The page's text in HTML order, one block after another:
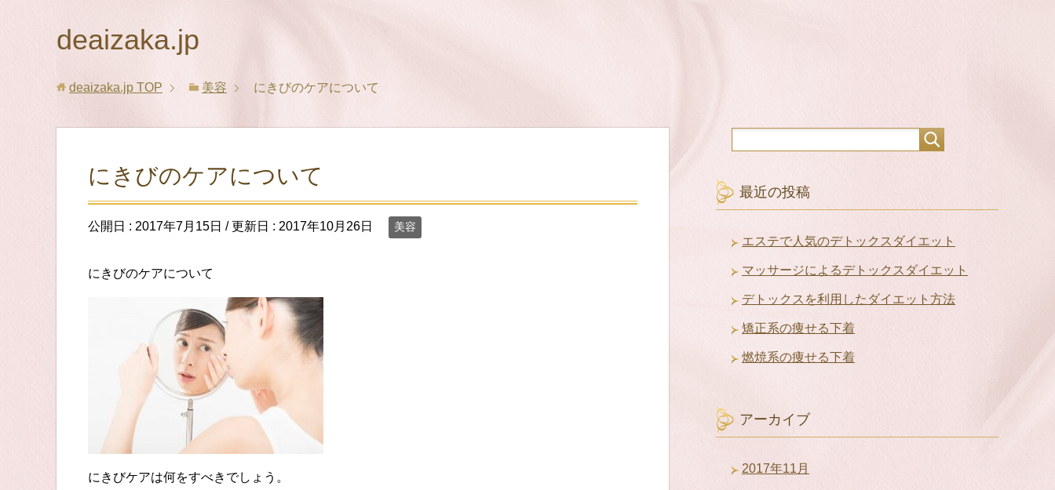
deaizaka.jp
deaizaka.jp TOP 美容 にきびのケアについて
にきびのケアについて
公開日 : 2017年7月15日 / 更新日 : 2017年10月26日 美容
にきびのケアについて
にきびケアは何をすべきでしょう。
最近の投稿
エステで人気のデトックスダイエット
マッサージによるデトックスダイエット
デトックスを利用したダイエット方法
矯正系の痩せる下着
燃焼系の痩せる下着
アーカイブ
2017年11月